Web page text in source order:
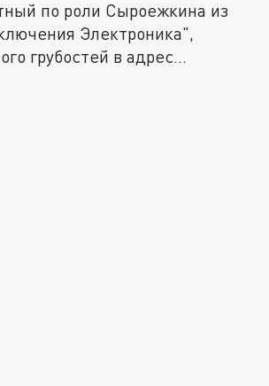
по роли Сыроежкина из
Электроника",
грубостей в адрес...